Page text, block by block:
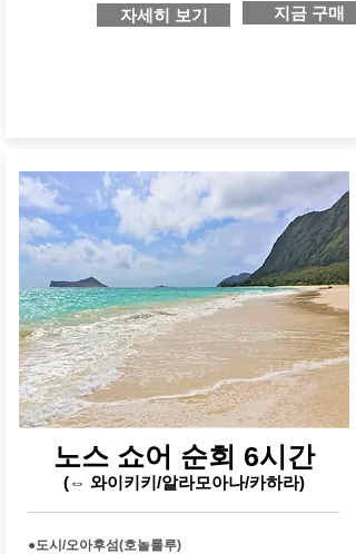
자세히 보기 지금 구매
​노스 쇼어 순회 6시간
(⇔ 와이키키/알라모아나/카하라)
●도시/오아후섬(호놀룰루)